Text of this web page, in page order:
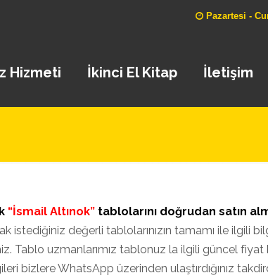
Pazartesi -
Hizmeti İkinci El Kitap İletişim
“İsmail Altınok” tablolarını doğrudan satın
istediğiniz değerli tablolarınızın tamamı ile ilgili
Tablo uzmanlarımız tablonuz la ilgili güncel fiyat
bizlere WhatsApp üzerinden ulaştırdığınız